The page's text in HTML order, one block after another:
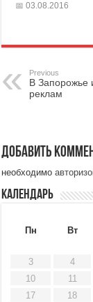
03.08.2016
Previous
В Запорожье
реклам
Добавить
необходимо
Календарь
Пн
Вт
3
4
10
11
17
18